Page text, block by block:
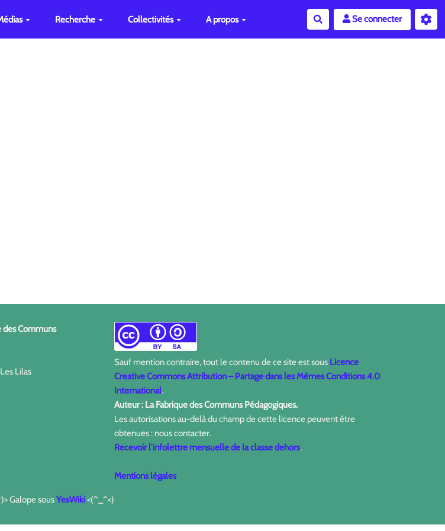
Recherche Collectivités A propos RechercherSe connecter
des Communs
Lilas
Sauf mention contraire, tout le contenu de ce site est sous Licence
Creative Commons Attribution – Partage dans les Mêmes Conditions 4.0
International.
Auteur : La Fabrique des Communs Pédagogiques.
Les autorisations au-delà du champ de cette licence peuvent être
obtenues : nous contacter.
Recevoir l'infolettre mensuelle de la classe dehors.
Mentions légales
Galope sousYesWiki<(^_^<)